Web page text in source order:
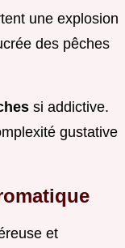
une explosion
des pêches
si addictive.
gustative
et